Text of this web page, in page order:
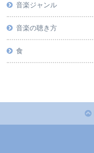
音楽ジャンル
音楽の聴き方
食